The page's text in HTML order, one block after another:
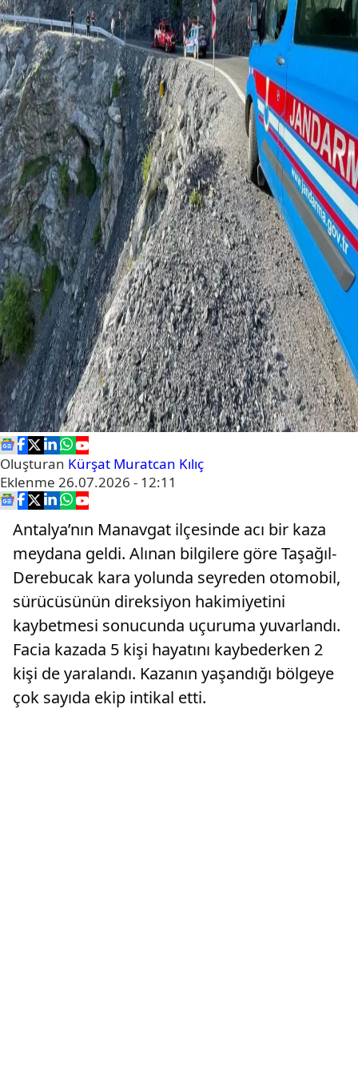
Oluşturan Kürşat Muratcan Kılıç
Eklenme 26.07.2026 - 12:11
Antalya’nın Manavgat ilçesinde acı bir kaza
meydana geldi. Alınan bilgilere göre Taşağıl-
Derebucak kara yolunda seyreden otomobil,
sürücüsünün direksiyon hakimiyetini
kaybetmesi sonucunda uçuruma yuvarlandı.
Facia kazada 5 kişi hayatını kaybederken 2
kişi de yaralandı. Kazanın yaşandığı bölgeye
çok sayıda ekip intikal etti.